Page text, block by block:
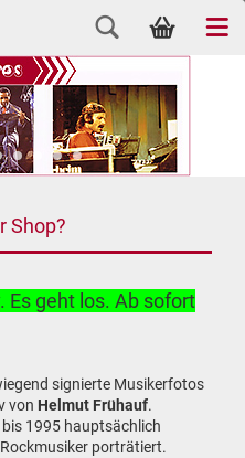
Shop?
Es geht los. Ab sofort
signierte Musikerfotos
von Helmut Frühauf.
1995 hauptsächlich
porträtiert.